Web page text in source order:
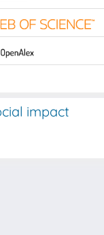
impact